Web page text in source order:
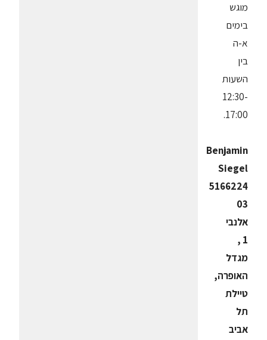
מוגש
בימים
א-ה
בין
השעות
12:30-
17:00.
Benjamin
Siegel
5166224
03
אלנבי
1 ,
מגדל
האופרה,
טיילת
תל
אביב